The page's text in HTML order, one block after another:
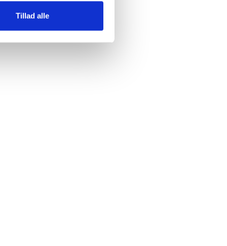
Tillad alle